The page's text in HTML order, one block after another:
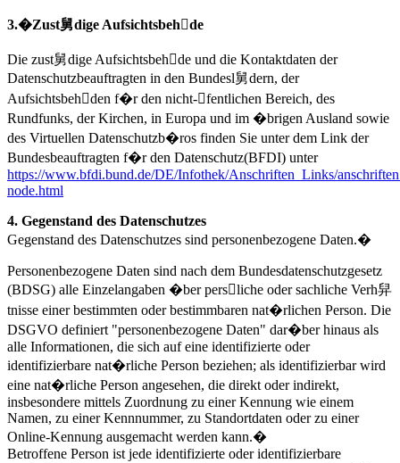
3.�Zust舅dige Aufsichtsbehde
Die zust舅dige Aufsichtsbehde und die Kontaktdaten der
Datenschutzbeauftragten in den Bundesl舅dern, der
Aufsichtsbehden f�r den nicht-fentlichen Bereich, des
Rundfunks, der Kirchen, in Europa und im �brigen Ausland sowie
des Virtuellen Datenschutzb�ros finden Sie unter dem Link der
Bundesbeauftragten f�r den Datenschutz(BFDI) unter
https://www.bfdi.bund.de/DE/Infothek/Anschriften_Links/
node.html
4. Gegenstand des Datenschutzes
Gegenstand des Datenschutzes sind personenbezogene Daten.�
Personenbezogene Daten sind nach dem Bundesdatenschutzgesetz
(BDSG) alle Einzelangaben �ber persliche oder sachliche Verh舁
tnisse einer bestimmten oder bestimmbaren nat�rlichen Person. Die
DSGVO definiert "personenbezogene Daten" dar�ber hinaus als
alle Informationen, die sich auf eine identifizierte oder
identifizierbare nat�rliche Person beziehen; als identifizierbar wird
eine nat�rliche Person angesehen, die direkt oder indirekt,
insbesondere mittels Zuordnung zu einer Kennung wie einem
Namen, zu einer Kennnummer, zu Standortdaten oder zu einer
Online-Kennung ausgemacht werden kann.�
Betroffene Person ist jede identifizierte oder identifizierbare